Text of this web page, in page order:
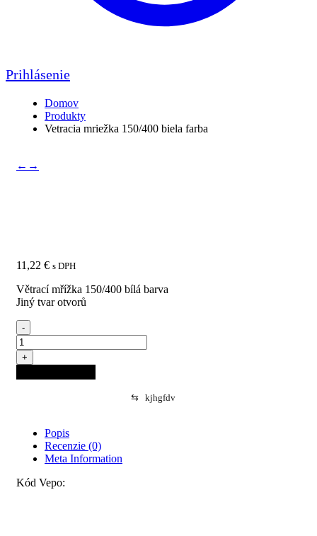
Prihlásenie
Domov
Produkty
Vetracia mriežka 150/400 biela farba
← →
11,22 € s DPH
Větrací mřížka 150/400 bílá barva
Jiný tvar otvorů
-
množstvo
Vetracia
mriežka
150/400
+
⇆ kjhgfdv
Popis
Recenzie (0)
Meta Information
Kód Vepo: